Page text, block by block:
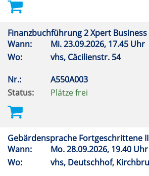
Finanzbuchführung 2 Xpert Business
Wann:
Mi.23.09.2026, 17.45 Uhr
Wo:
vhs, Cäcilienstr. 54
Nr.:
A550A003
Status:
Plätze frei
Gebärdensprache Fortgeschrittene II
Wann:
Mo.28.09.2026, 19.40 Uhr
Wo:
vhs, Deutschhof,